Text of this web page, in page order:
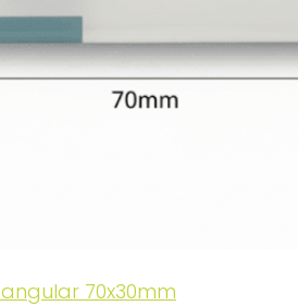
70x30mm